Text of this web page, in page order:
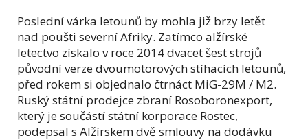
Poslední várka letounů by mohla již brzy letět
nad poušti severní Afriky. Zatímco alžírské
letectvo získalo v roce 2014 dvacet šest strojů
původní verze dvoumotorových stíhacích letounů,
před rokem si objednalo čtrnáct MiG-29M / M2.
Ruský státní prodejce zbraní Rosoboronexport,
který je součástí státní korporace Rostec,
podepsal s Alžírskem dvě smlouvy na dodávku